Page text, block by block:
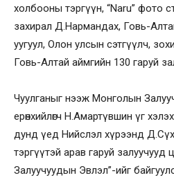
холбооны тэргүүн, “Naru” фото
захирал Д.Нармандах, Говь-
уугуул, Олон улсын сэтгүүлч,
Говь-Алтай аймгийн 130 гаруй
Чуулганыг нээж Монголын
ерөнхийлөгч Н.Амартүвшин үг
дунд үед Нийслэл хүрээнд
тэргүүтэй арав гаруй залуучууд
Залуучуудын Эвлэл”-ийг